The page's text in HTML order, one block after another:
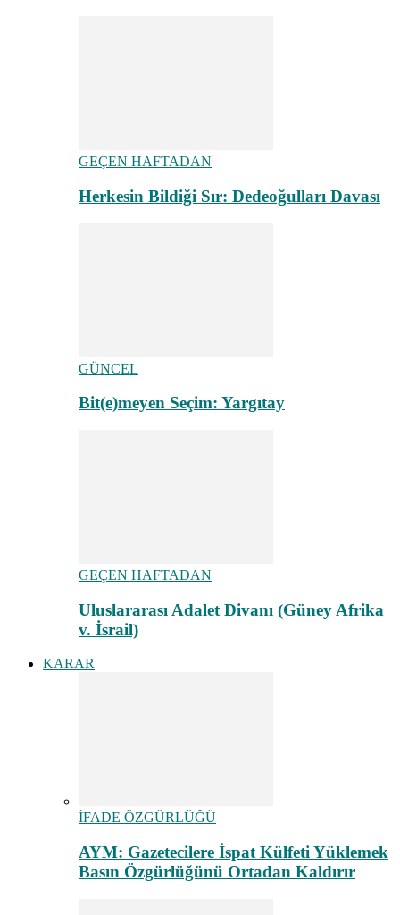
GEÇEN HAFTADAN
Herkesin Bildiği Sır: Dedeoğulları Davası
GÜNCEL
Bit(e)meyen Seçim: Yargıtay
GEÇEN HAFTADAN
Uluslararası Adalet Divanı (Güney Afrika
v. İsrail)
KARAR
İFADE ÖZGÜRLÜĞÜ
AYM: Gazetecilere İspat Külfeti Yüklemek
Basın Özgürlüğünü Ortadan Kaldırır